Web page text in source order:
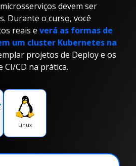
devem ser
Durante o curso, você
reais e verá as formas de
um cluster Kubernetes na
projetos de Deploy e os
CI/CD na prática.
Linux